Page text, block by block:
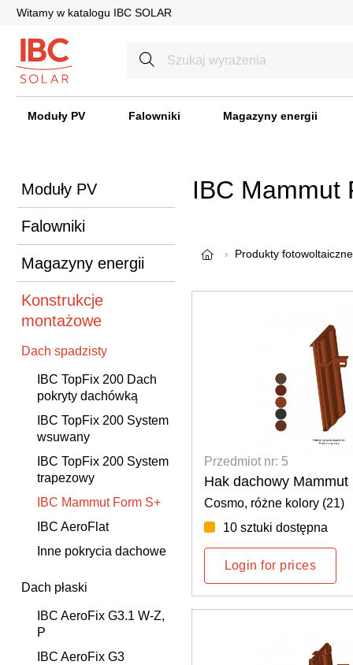
Witamy w katalogu IBC SOLAR
Moduły PV Falowniki Magazyny energii
Moduły PV
Falowniki
Magazyny energii
Konstrukcje
montażowe
Dach spadzisty
IBC TopFix 200 Dach
pokryty dachówką
IBC TopFix 200 System
wsuwany
IBC TopFix 200 System
trapezowy
IBC Mammut Form S+
IBC AeroFlat
Inne pokrycia dachowe
Dach płaski
IBC AeroFix G3.1 W-Z,
P
IBC AeroFix G3
IBC Mammut
Produkty fotowoltaiczne
Przedmiot nr: 5
Hak dachowy Mammut
Cosmo, różne kolory (21)
10 sztuki dostępna
Login for prices